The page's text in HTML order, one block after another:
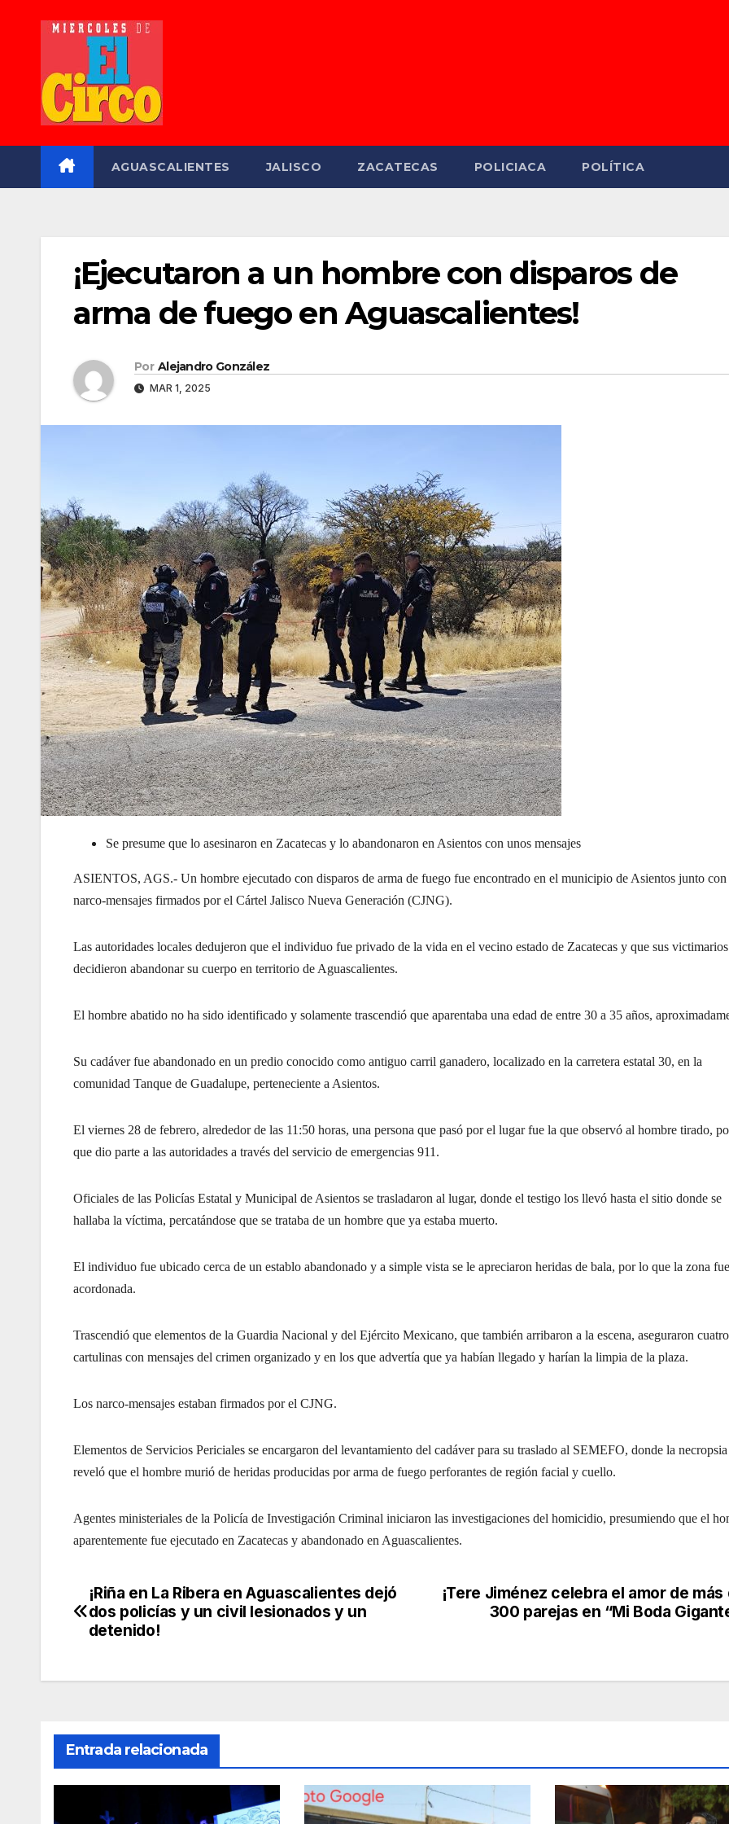
AGUASCALIENTES JALISCO ZACATECAS POLICIACA POLÍTICA
¡Ejecutaron a un hombre con disparos de
arma de fuego en Aguascalientes!
Por Alejandro González
MAR 1, 2025
Se presume que lo asesinaron en Zacatecas y lo abandonaron en Asientos con unos mensajes
ASIENTOS, AGS.- Un hombre ejecutado con disparos de arma de fuego fue encontrado en el municipio de Asientos junto con
narco-mensajes firmados por el Cártel Jalisco Nueva Generación (CJNG).
Las autoridades locales dedujeron que el individuo fue privado de la vida en el vecino estado de Zacatecas y que sus victimarios
decidieron abandonar su cuerpo en territorio de Aguascalientes.
El hombre abatido no ha sido identificado y solamente trascendió que aparentaba una edad de entre 30 a 35 años,
Su cadáver fue abandonado en un predio conocido como antiguo carril ganadero, localizado en la carretera estatal 30, en la
comunidad Tanque de Guadalupe, perteneciente a Asientos.
El viernes 28 de febrero, alrededor de las 11:50 horas, una persona que pasó por el lugar fue la que observó al hombre tirado,
que dio parte a las autoridades a través del servicio de emergencias 911.
Oficiales de las Policías Estatal y Municipal de Asientos se trasladaron al lugar, donde el testigo los llevó hasta el sitio donde se
hallaba la víctima, percatándose que se trataba de un hombre que ya estaba muerto.
El individuo fue ubicado cerca de un establo abandonado y a simple vista se le apreciaron heridas de bala, por lo que la zona fue
acordonada.
Trascendió que elementos de la Guardia Nacional y del Ejército Mexicano, que también arribaron a la escena, aseguraron cuatro
cartulinas con mensajes del crimen organizado y en los que advertía que ya habían llegado y harían la limpia de la plaza.
Los narco-mensajes estaban firmados por el CJNG.
Elementos de Servicios Periciales se encargaron del levantamiento del cadáver para su traslado al SEMEFO, donde la necropsia
reveló que el hombre murió de heridas producidas por arma de fuego perforantes de región facial y cuello.
Agentes ministeriales de la Policía de Investigación Criminal iniciaron las investigaciones del homicidio, presumiendo que el
aparentemente fue ejecutado en Zacatecas y abandonado en Aguascalientes.
Navegación
de
¡Tere Jiménez celebra el amor de más
300 parejas en “Mi Boda
¡Riña en La Ribera en Aguascalientes dejó
dos policías y un civil lesionados y un
detenido!
Entrada relacionada